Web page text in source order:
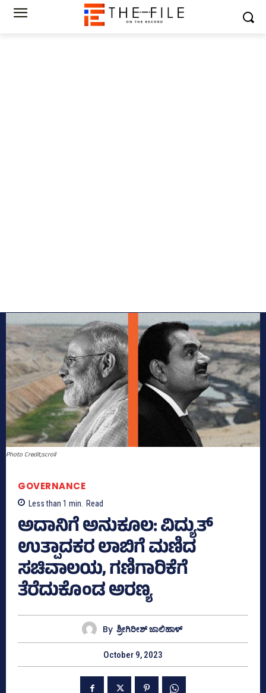
Photo Credit;scroll
GOVERNANCE
Less than 1 min. Read
ಅದಾನಿಗೆ ಅನುಕೂಲ: ವಿದ್ಯುತ್
ಉತ್ಪಾದಕರ ಲಾಬಿಗೆ ಮಣಿದ
ಸಚಿವಾಲಯ, ಗಣಿಗಾರಿಕೆಗೆ
ತೆರೆದುಕೊಂಡ ಅರಣ್ಯ
By ಶ್ರೀಗಿರೀಶ್‌ ಜಾಲಿಹಾಳ್‌
October 9, 2023